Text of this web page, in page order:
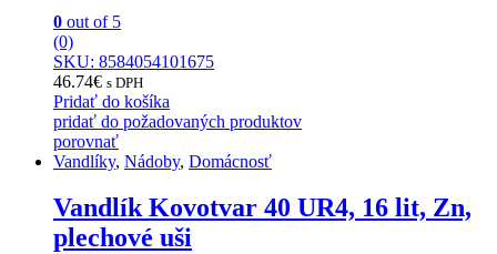
0 out of 5
(0)
SKU: 8584054101675
46.74€ s DPH
Pridať do košíka
pridať do požadovaných produktov
porovnať
Vandlíky, Nádoby, Domácnosť
Vandlík Kovotvar 40 UR4, 16 lit, Zn,
plechové uši